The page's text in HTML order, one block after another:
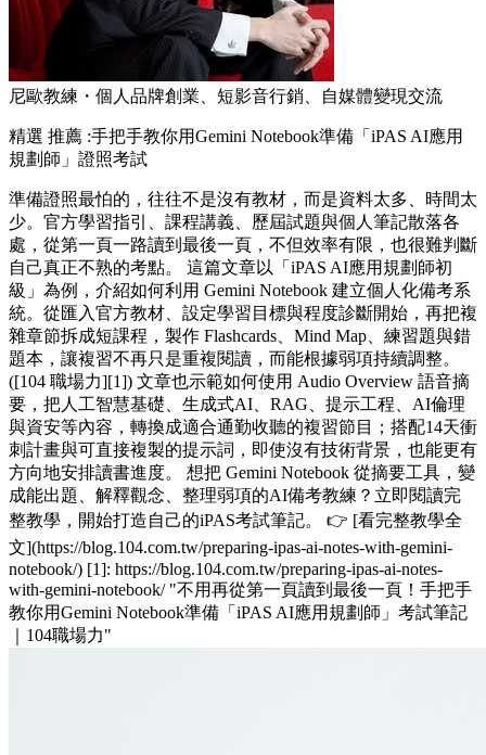
尼歐教練・個人品牌創業、短影音行銷、自媒體變現交流
精選 推薦 :手把手教你用Gemini Notebook準備「iPAS AI應用
規劃師」證照考試
準備證照最怕的，往往不是沒有教材，而是資料太多、時間太
少。官方學習指引、課程講義、歷屆試題與個人筆記散落各
處，從第一頁一路讀到最後一頁，不但效率有限，也很難判斷
自己真正不熟的考點。 這篇文章以「iPAS AI應用規劃師初
級」為例，介紹如何利用 Gemini Notebook 建立個人化備考系
統。從匯入官方教材、設定學習目標與程度診斷開始，再把複
雜章節拆成短課程，製作 Flashcards、Mind Map、練習題與錯
題本，讓複習不再只是重複閱讀，而能根據弱項持續調整。
([104 職場力][1]) 文章也示範如何使用 Audio Overview 語音摘
要，把人工智慧基礎、生成式AI、RAG、提示工程、AI倫理
與資安等內容，轉換成適合通勤收聽的複習節目；搭配14天衝
刺計畫與可直接複製的提示詞，即使沒有技術背景，也能更有
方向地安排讀書進度。 想把 Gemini Notebook 從摘要工具，變
成能出題、解釋觀念、整理弱項的AI備考教練？立即閱讀完
整教學，開始打造自己的iPAS考試筆記。 👉 [看完整教學全
文](https://blog.104.com.tw/preparing-ipas-ai-notes-with-gemini-
notebook/) [1]: https://blog.104.com.tw/preparing-ipas-ai-notes-
with-gemini-notebook/ "不用再從第一頁讀到最後一頁！手把手
教你用Gemini Notebook準備「iPAS AI應用規劃師」考試筆記
｜104職場力"